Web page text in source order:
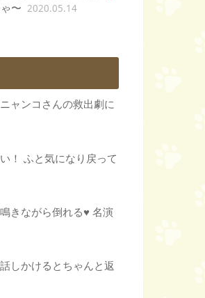
〜 2020.05.14
ャンコさんの救出劇に
！ ふと気になり戻って
きながら倒れる♥ 名演
しかけるとちゃんと返